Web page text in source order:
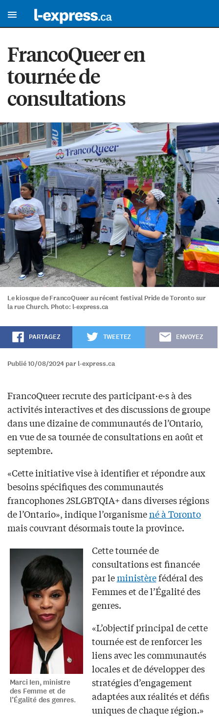
FrancoQueer en
tournée de
consultations
Le kiosque de FrancoQueer au récent festival Pride de Toronto sur
la rue Church. Photo: l-express.ca
PARTAGEZ TWEETEZ ENVOYEZ
Publié 10/08/2024 par l-express.ca
FrancoQueer recrute des participant·e·s à des
activités interactives et des discussions de groupe
dans une dizaine de communautés de l’Ontario,
en vue de sa tournée de consultations en août et
septembre.
«Cette initiative vise à identifier et répondre aux
besoins spécifiques des communautés
francophones 2SLGBTQIA+ dans diverses régions
de l’Ontario», indique l’organismené à Toronto
mais couvrant désormais toute la province.
Marci Ien, ministre
des Femme et de
l’Égalité des genres.
Cette tournée de
consultations est financée
par leministèrefédéral des
Femmes et de l’Égalité des
genres.
«L’objectif principal de cette
tournée est de renforcer les
liens avec les communautés
locales et de développer des
stratégies d’engagement
adaptées aux réalités et défis
uniques de chaque région.»